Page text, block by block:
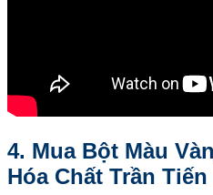
4. Mua Bột Màu
Hóa Chất Trần Tiến